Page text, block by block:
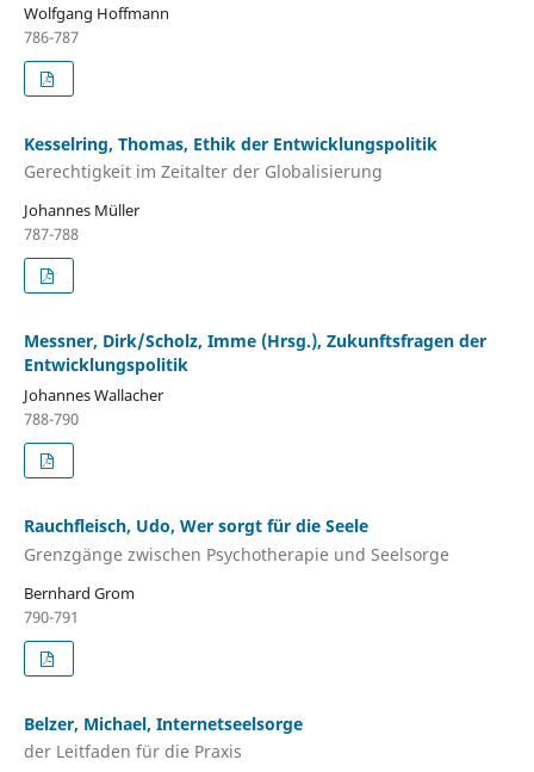
Wolfgang Hoffmann
786-787
Kesselring, Thomas, Ethik der Entwicklungspolitik
Gerechtigkeit im Zeitalter der Globalisierung
Johannes Müller
787-788
Messner, Dirk/Scholz, Imme (Hrsg.), Zukunftsfragen der
Entwicklungspolitik
Johannes Wallacher
788-790
Rauchfleisch, Udo, Wer sorgt für die Seele
Grenzgänge zwischen Psychotherapie und Seelsorge
Bernhard Grom
790-791
Belzer, Michael, Internetseelsorge
der Leitfaden für die Praxis